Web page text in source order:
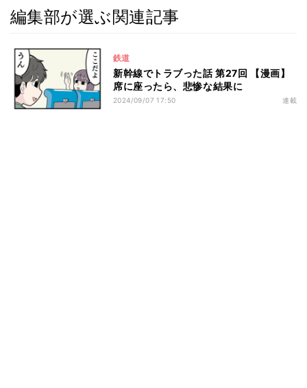
編集部が選ぶ関連記事
鉄道
新幹線でトラブった話 第27回 【漫画】
席に座ったら、悲惨な結果に
2024/09/07 17:50 連載